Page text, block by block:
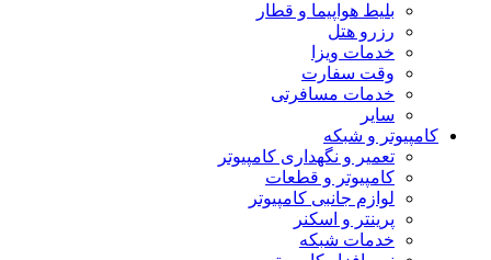
بلیط هواپیما و قطار
رزرو هتل
خدمات ویزا
وقت سفارت
خدمات مسافرتی
سایر
کامپیوتر و شبکه
تعمیر و نگهداری کامپیوتر
کامپیوتر و قطعات
لوازم جانبی کامپیوتر
پرینتر و اسکنر
خدمات شبکه